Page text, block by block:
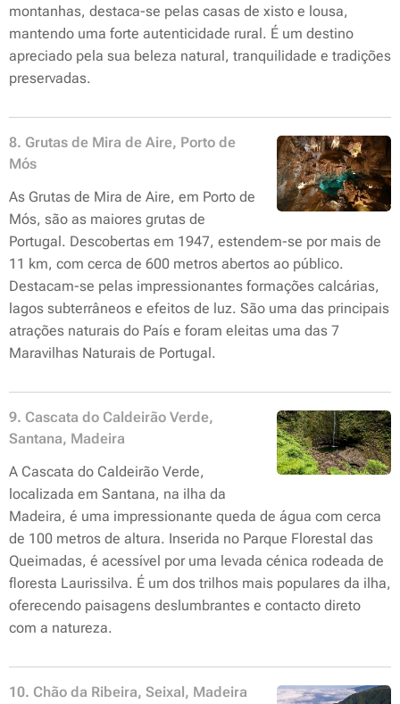
montanhas, destaca-se pelas casas de xisto e lousa,
mantendo uma forte autenticidade rural. É um destino
apreciado pela sua beleza natural, tranquilidade e tradições
preservadas.
8. Grutas de Mira de Aire, Porto de
Mós
As Grutas de Mira de Aire, em Porto de
Mós, são as maiores grutas de
Portugal. Descobertas em 1947, estendem-se por mais de
11 km, com cerca de 600 metros abertos ao público.
Destacam-se pelas impressionantes formações calcárias,
lagos subterrâneos e efeitos de luz. São uma das principais
atrações naturais do País e foram eleitas uma das 7
Maravilhas Naturais de Portugal.
9. Cascata do Caldeirão Verde,
Santana, Madeira
A Cascata do Caldeirão Verde,
localizada em Santana, na ilha da
Madeira, é uma impressionante queda de água com cerca
de 100 metros de altura. Inserida no Parque Florestal das
Queimadas, é acessível por uma levada cénica rodeada de
floresta Laurissilva. É um dos trilhos mais populares da ilha,
oferecendo paisagens deslumbrantes e contacto direto
com a natureza.
10. Chão da Ribeira, Seixal, Madeira